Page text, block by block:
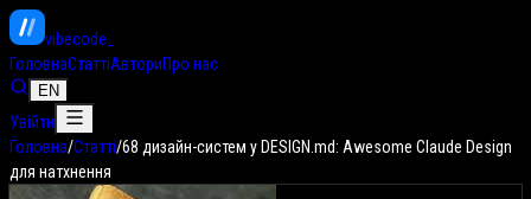
vibecode
ГоловнаСтаттіАвториПро нас
EN
Увійти
Головна/Статті/68 дизайн-систем у DESIGN.md: Awesome Claude Design
для натхнення